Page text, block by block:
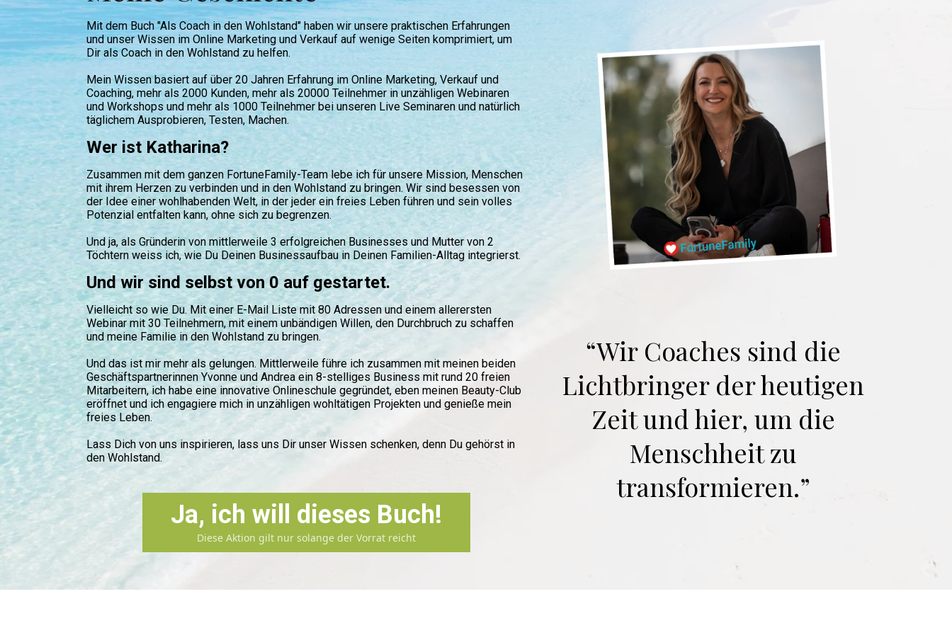
Mit dem Buch "Als Coach in den Wohlstand" haben wir unsere praktischen Erfahrungen
und unser Wissen im Online Marketing und Verkauf auf wenige Seiten komprimiert, um
Dir als Coach in den Wohlstand zu helfen.
Mein Wissen basiert auf über 20 Jahren Erfahrung im Online Marketing, Verkauf und
Coaching, mehr als 2000 Kunden, mehr als 20000 Teilnehmer in unzähligen Webinaren
und Workshops und mehr als 1000 Teilnehmer bei unseren Live Seminaren und natürlich
täglichem Ausprobieren, Testen, Machen.
Wer ist Katharina?
Zusammen mit dem ganzen FortuneFamily-Team lebe ich für unsere Mission, Menschen
mit ihrem Herzen zu verbinden und in den Wohlstand zu bringen. Wir sind besessen von
der Idee einer wohlhabenden Welt, in der jeder ein freies Leben führen und sein volles
Potenzial entfalten kann, ohne sich zu begrenzen.
Und ja, als Gründerin von mittlerweile 3 erfolgreichen Businesses und Mutter von 2
Töchtern weiss ich, wie Du Deinen Businessaufbau in Deinen Familien-Alltag integrierst.
Und wir sind selbst von 0 auf gestartet.
Vielleicht so wie Du. Mit einer E-Mail Liste mit 80 Adressen und einem allerersten
Webinar mit 30 Teilnehmern, mit einem unbändigen Willen, den Durchbruch zu schaffen
und meine Familie in den Wohlstand zu bringen.
Und das ist mir mehr als gelungen. Mittlerweile führe ich zusammen mit meinen beiden
Geschäftspartnerinnen Yvonne und Andrea ein 8-stelliges Business mit rund 20 freien
Mitarbeitern, ich habe eine innovative Onlineschule gegründet, eben meinen Beauty-Club
eröffnet und ich engagiere mich in unzähligen wohltätigen Projekten und genieße mein
freies Leben.
Lass Dich von uns inspirieren, lass uns Dir unser Wissen schenken, denn Du gehörst in
den Wohlstand.
Ja, ich will dieses Buch!
Diese Aktion gilt nur solange der Vorrat reicht
“Wir Coaches sind die
Lichtbringer der heutigen
Zeit und hier, um die
Menschheit zu
transformieren.”